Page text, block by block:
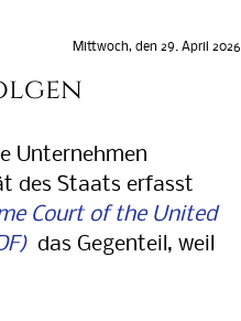
Mittwoch, den 29. April 2026
Unternehmen
des Staats erfasst
Court of the United
das Gegenteil, weil